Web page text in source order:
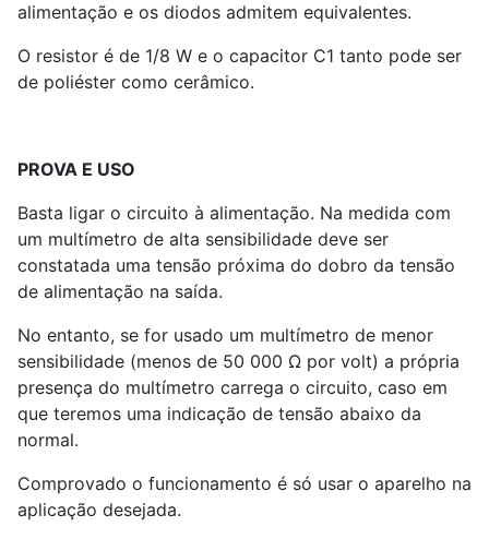
alimentação e os diodos admitem equivalentes.
O resistor é de 1/8 W e o capacitor C1 tanto pode ser
de poliéster como cerâmico.
PROVA E USO
Basta ligar o circuito à alimentação. Na medida com
um multímetro de alta sensibilidade deve ser
constatada uma tensão próxima do dobro da tensão
de alimentação na saída.
No entanto, se for usado um multímetro de menor
sensibilidade (menos de 50 000 Ω por volt) a própria
presença do multímetro carrega o circuito, caso em
que teremos uma indicação de tensão abaixo da
normal.
Comprovado o funcionamento é só usar o aparelho na
aplicação desejada.